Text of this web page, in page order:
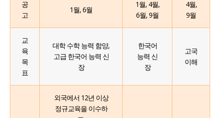
공
고
1월, 6월
1월, 4월,
6월, 9월
4월,
9월
교
육
목
표
대학 수학 능력 함양,
고급 한국어 능력 신
장
한국어
능력 신
장
고국
이해
외국에서 12년 이상
정규교육을 이수하